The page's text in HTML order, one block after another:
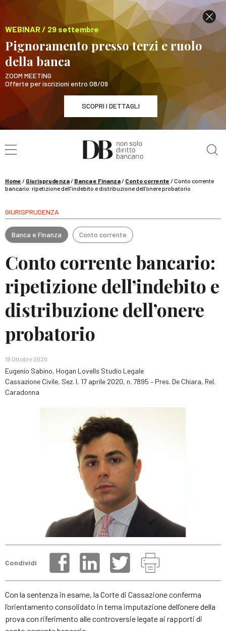
WEBINAR / 29 settembre
Pignoramento presso terzi e ruolo
della banca
ZOOM MEETING
Offerte per iscrizioni entro 08/09
SCOPRI I DETTAGLI
WEBINAR / 29 settembre
Pignoramento presso terzi e ruolo della banca
Home / Giurisprudenza/ Banca e Finanza/ Conto corrente /Conto corrente
bancario: ripetizione dell’indebito e distribuzione dell’onere probatorio
GIURISPRUDENZA
Banca e Finanza Conto corrente
Conto corrente bancario:
ripetizione dell’indebito e
distribuzione dell’onere
probatorio
19 Ottobre 2020
Eugenio Sabino, Hogan Lovells Studio Legale
Cassazione Civile, Sez. I, 17 aprile 2020, n. 7895 – Pres. De Chiara, Rel.
Caradonna
Condividi
Con la sentenza in esame, la Corte di Cassazione conferma
l’orientamento consolidato in tema imputazione dell’onere della
prova con riferimento alle controversie legate ai rapporti di